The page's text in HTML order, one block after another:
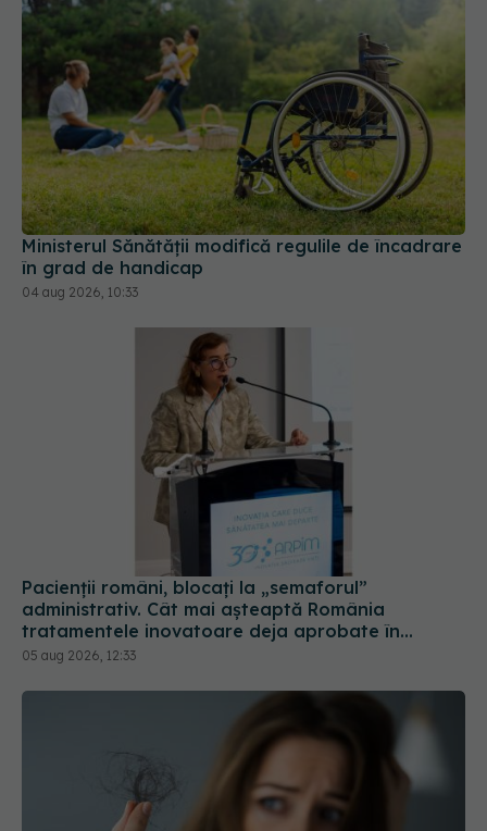
Ministerul Sănătății modifică regulile de încadrare
în grad de handicap
04 aug 2026, 10:33
Pacienții români, blocați la „semaforul”
administrativ. Cât mai așteaptă România
tratamentele inovatoare deja aprobate în
Europa
05 aug 2026, 12:33